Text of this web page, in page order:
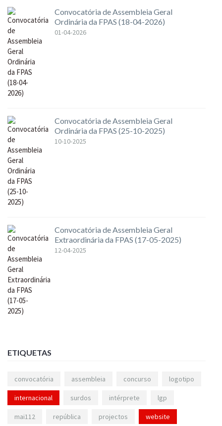
Convocatória de Assembleia Geral
Ordinária da FPAS (18-04-2026)
01-04-2026
Convocatória de Assembleia Geral
Ordinária da FPAS (25-10-2025)
10-10-2025
Convocatória de Assembleia Geral
Extraordinária da FPAS (17-05-2025)
12-04-2025
ETIQUETAS
convocatória assembleia concurso logotipo
internacional surdos intérprete lgp
mai112 república projectos website